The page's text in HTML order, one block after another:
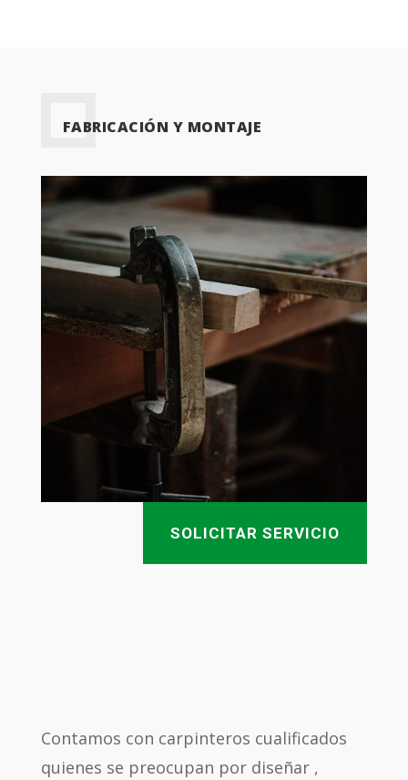
FABRICACIÓN Y MONTAJE
SOLICITAR SERVICIO
Contamos con carpinteros cualificados
quienes se preocupan por diseñar ,